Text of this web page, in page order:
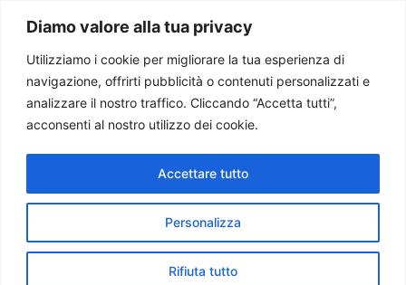
Diamo valore alla tua privacy
Utilizziamo i cookie per migliorare la tua esperienza di
navigazione, offrirti pubblicità o contenuti personalizzati e
analizzare il nostro traffico. Cliccando “Accetta tutti”,
acconsenti al nostro utilizzo dei cookie.
Personalizza
Rifiuta tutto
Accettare tutto
Paolo Ondarza
Tag:trecento
La cattedrale di Siena
scopre il suo straordinario
pavimento marmoreo